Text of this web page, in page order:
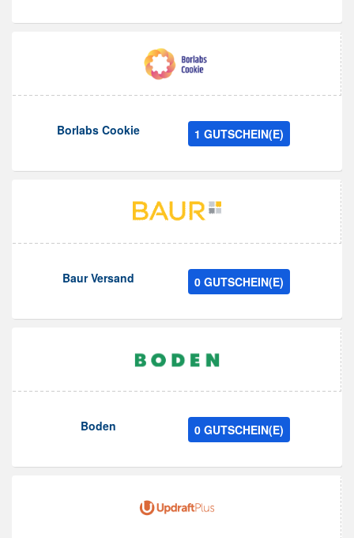
Borlabs Cookie 1 GUTSCHEIN(E)
Baur Versand 0 GUTSCHEIN(E)
Boden 0 GUTSCHEIN(E)